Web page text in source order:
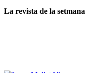
La revista de la setmana